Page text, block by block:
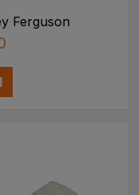
Ferguson